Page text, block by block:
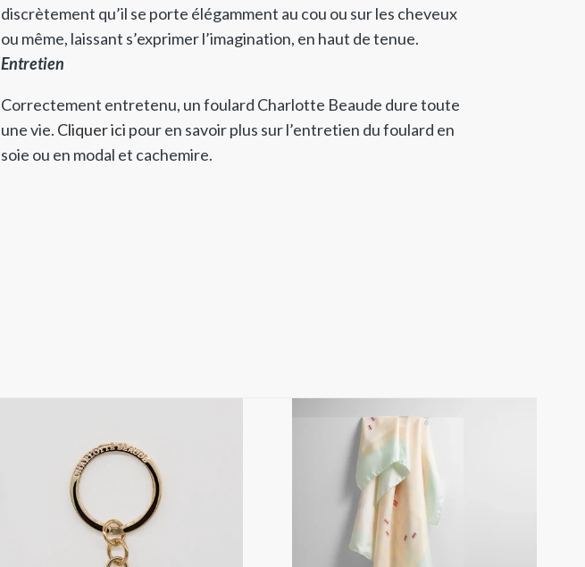
discrètement qu’il se porte élégamment au cou ou sur les cheveux
ou même, laissant s’exprimer l’imagination, en haut de tenue.
Entretien
Correctement entretenu, un foulard Charlotte Beaude dure toute
une vie. Cliquer ici pour en savoir plus sur l’entretien du foulard en
soie ou en modal et cachemire.